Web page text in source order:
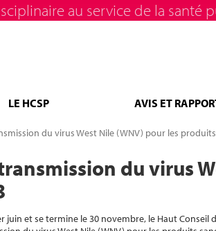
au service de la santé
LE HCSP AVIS ET
du virus West Nile (WNV) pour les
du virus
et se termine le 30 novembre, le Haut Conseil